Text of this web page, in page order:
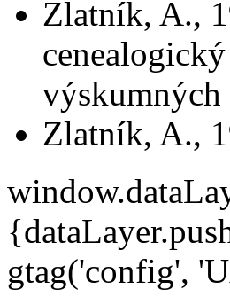
Zlatník, A.,
Zlatník, A.,
gtag('config',